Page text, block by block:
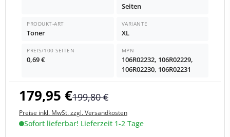
Seiten
PRODUKT-ART
Toner
VARIANTE
XL
PREIS/100 SEITEN
0,69 €
MPN
106R02232, 106R02229,
106R02230, 106R02231
179,95 €199,80 €
Preise inkl. MwSt. zzgl. Versandkosten
Sofort lieferbar! Lieferzeit 1-2 Tage